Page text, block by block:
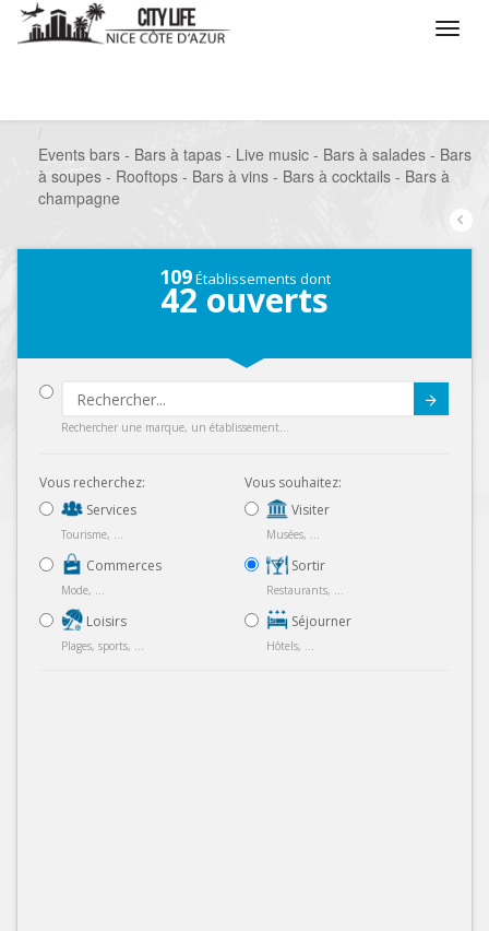
Events bars - Bars à tapas - Live music - Bars à salades - Bars
à soupes - Rooftops - Bars à vins - Bars à cocktails - Bars à
champagne
109Établissements dont
42 ouverts
Rechercher une marque, un établissement...
Vous recherchez:
Services
Tourisme, ...
Commerces
Mode, ...
Loisirs
Plages, sports, ...
Vous souhaitez:
Visiter
Musées, ...
Sortir
Restaurants, ...
Séjourner
Hôtels, ...